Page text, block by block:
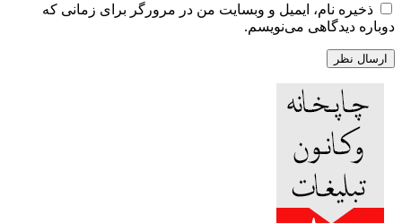
ذخیره نام، ایمیل و وبسایت من در مرورگر برای زمانی که
دوباره دیدگاهی می‌نویسم.